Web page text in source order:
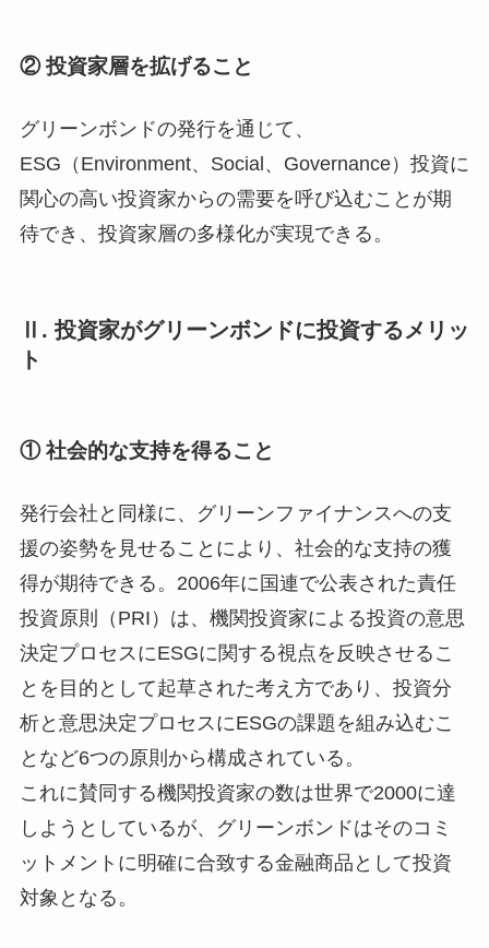
② 投資家層を拡げること
グリーンボンドの発行を通じて、
ESG（Environment、Social、Governance）投資に
関心の高い投資家からの需要を呼び込むことが期
待でき、投資家層の多様化が実現できる。
Ⅱ. 投資家がグリーンボンドに投資するメリッ
ト
① 社会的な支持を得ること
発行会社と同様に、グリーンファイナンスへの支
援の姿勢を見せることにより、社会的な支持の獲
得が期待できる。2006年に国連で公表された責任
投資原則（PRI）は、機関投資家による投資の意思
決定プロセスにESGに関する視点を反映させるこ
とを目的として起草された考え方であり、投資分
析と意思決定プロセスにESGの課題を組み込むこ
となど6つの原則から構成されている。
これに賛同する機関投資家の数は世界で2000に達
しようとしているが、グリーンボンドはそのコミ
ットメントに明確に合致する金融商品として投資
対象となる。